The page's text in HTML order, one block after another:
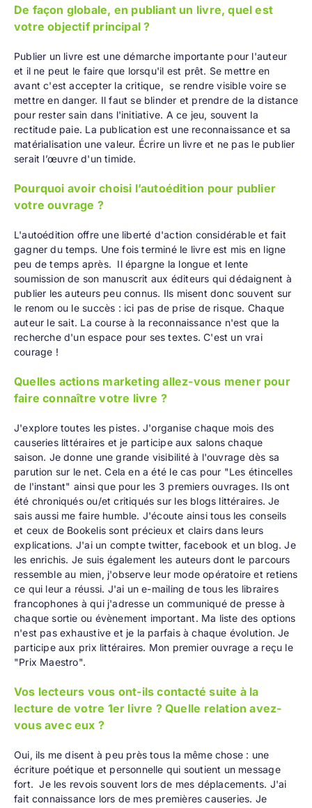
De façon globale, en publiant un livre, quel est
votre objectif principal ?
Publier un livre est une démarche importante pour l'auteur
et il ne peut le faire que lorsqu'il est prêt. Se mettre en
avant c'est accepter la critique, se rendre visible voire se
mettre en danger. Il faut se blinder et prendre de la distance
pour rester sain dans l'initiative. A ce jeu, souvent la
rectitude paie. La publication est une reconnaissance et sa
matérialisation une valeur. Écrire un livre et ne pas le publier
serait l’œuvre d'un timide.
Pourquoi avoir choisi l’autoédition pour publier
votre ouvrage ?
L'autoédition offre une liberté d'action considérable et fait
gagner du temps. Une fois terminé le livre est mis en ligne
peu de temps après. Il épargne la longue et lente
soumission de son manuscrit aux éditeurs qui dédaignent à
publier les auteurs peu connus. Ils misent donc souvent sur
le renom ou le succès : ici pas de prise de risque. Chaque
auteur le sait. La course à la reconnaissance n'est que la
recherche d'un espace pour ses textes. C'est un vrai
courage !
Quelles actions marketing allez-vous mener pour
faire connaître votre livre ?
J'explore toutes les pistes. J'organise chaque mois des
causeries littéraires et je participe aux salons chaque
saison. Je donne une grande visibilité à l'ouvrage dès sa
parution sur le net. Cela en a été le cas pour "Les étincelles
de l'instant" ainsi que pour les 3 premiers ouvrages. Ils ont
été chroniqués ou/et critiqués sur les blogs littéraires. Je
sais aussi me faire humble. J'écoute ainsi tous les conseils
et ceux de Bookelis sont précieux et clairs dans leurs
explications. J'ai un compte twitter, facebook et un blog. Je
les enrichis. Je suis également les auteurs dont le parcours
ressemble au mien, j'observe leur mode opératoire et retiens
ce qui leur a réussi. J'ai un e-mailing de tous les libraires
francophones à qui j'adresse un communiqué de presse à
chaque sortie ou évènement important. Ma liste des options
n'est pas exhaustive et je la parfais à chaque évolution. Je
participe aux prix littéraires. Mon premier ouvrage a reçu le
"Prix Maestro".
Vos lecteurs vous ont-ils contacté suite à la
lecture de votre 1er livre ? Quelle relation avez-
vous avec eux ?
Oui, ils me disent à peu près tous la même chose : une
écriture poétique et personnelle qui soutient un message
fort. Je les revois souvent lors de mes déplacements. J'ai
fait connaissance lors de mes premières causeries. Je